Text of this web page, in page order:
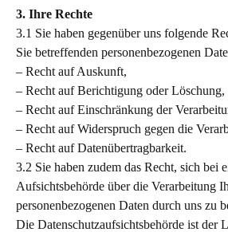
3. Ihre Rechte
3.1 Sie haben gegenüber uns folgende
Sie betreffenden personenbezogenen
– Recht auf Auskunft,
– Recht auf Berichtigung oder Löschung,
– Recht auf Einschränkung der
– Recht auf Widerspruch gegen die
– Recht auf Datenübertragbarkeit.
3.2 Sie haben zudem das Recht, sich bei
Aufsichtsbehörde über die Verarbeitung
personenbezogenen Daten durch uns zu
Die Datenschutzaufsichtsbehörde ist der